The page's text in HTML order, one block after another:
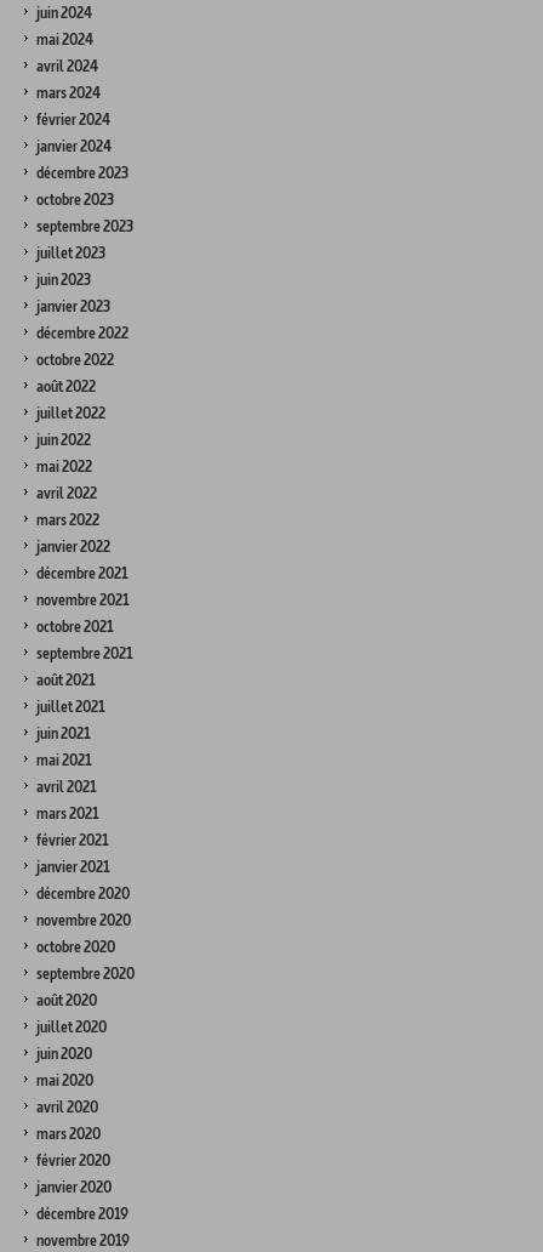
juin 2024
mai 2024
avril 2024
mars 2024
février 2024
janvier 2024
décembre 2023
octobre 2023
septembre 2023
juillet 2023
juin 2023
janvier 2023
décembre 2022
octobre 2022
août 2022
juillet 2022
juin 2022
mai 2022
avril 2022
mars 2022
janvier 2022
décembre 2021
novembre 2021
octobre 2021
septembre 2021
août 2021
juillet 2021
juin 2021
mai 2021
avril 2021
mars 2021
février 2021
janvier 2021
décembre 2020
novembre 2020
octobre 2020
septembre 2020
août 2020
juillet 2020
juin 2020
mai 2020
avril 2020
mars 2020
février 2020
janvier 2020
décembre 2019
novembre 2019